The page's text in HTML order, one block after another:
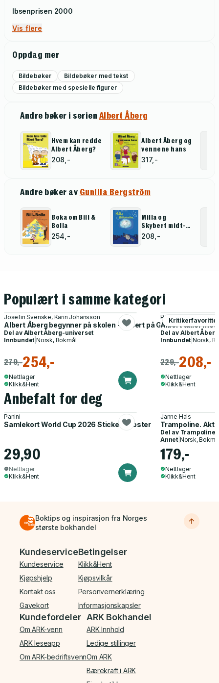
Ibsenprisen 2000
Vis flere
Oppdag mer
Bildebøker
Bildebøker med tekst
Bildebøker med spesielle figurer
Andre bøker i serien Albert Åberg
Hvem kan redde
Albert Åberg?
208,-
Albert Åberg og
vennene hans
317,-
Andre bøker av Gunilla Bergström
Boka om Bill &
Bolla
254,-
Milla og
Skybert midt-
på-natten
208,-
Populært i samme kategori
Josefin Svenske, Karin Johansson
Albert Åberg begynner på skolen - basert på Gunilla
Del av Albert Åberg-universet
Innbundet |Norsk, Bokmål
279,-254,-
Nettlager
Klikk&Hent
Pia Hinnerud, Sofia
Albert tuller
Del av Albert
Innbundet Norsk,
229,-208,-
Nettlager
Klikk&Hent
Anbefalt for deg
Panini
Samlekort World Cup 2026 Sticker Booster
29,90
Nettlager
Klikk&Hent
Janne Hals
Trampoline.
Del av Trampoline
Annet| Norsk,
179,-
Nettlager
Klikk&Hent
Boktips og inspirasjon fra Norges
største bokhandel
Bunnmeny
Kundeservice
Kundeservice
Kjøpshjelp
Kontakt oss
Gavekort
Betingelser
Klikk&Hent
Kjøpsvilkår
Personvernerklæring
Informasjonskapsler
Kundefordeler
Om ARK-venn
ARK leseapp
Om ARK-bedriftsvenn
ARK Bokhandel
ARK Innhold
Ledige stillinger
Om ARK
Bærekraft i ARK